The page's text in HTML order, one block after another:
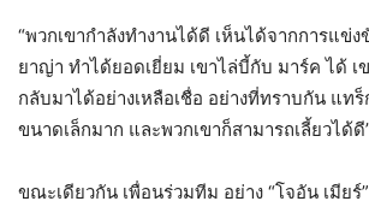
“พวกเขากำลังทำงานได้ดี เห็นได้จากการแข่
ยาญ่า ทำได้ยอดเยี่ยม เขาไล่บี้กับ มาร์ค ได้ เ
กลับมาได้อย่างเหลือเชื่อ อย่างที่ทราบกัน แท
ขนาดเล็กมาก และพวกเขาก็สามารถเลี้ยวได้ดี
ขณะเดียวกัน เพื่อนร่วมทีม อย่าง “โจอัน เมีย